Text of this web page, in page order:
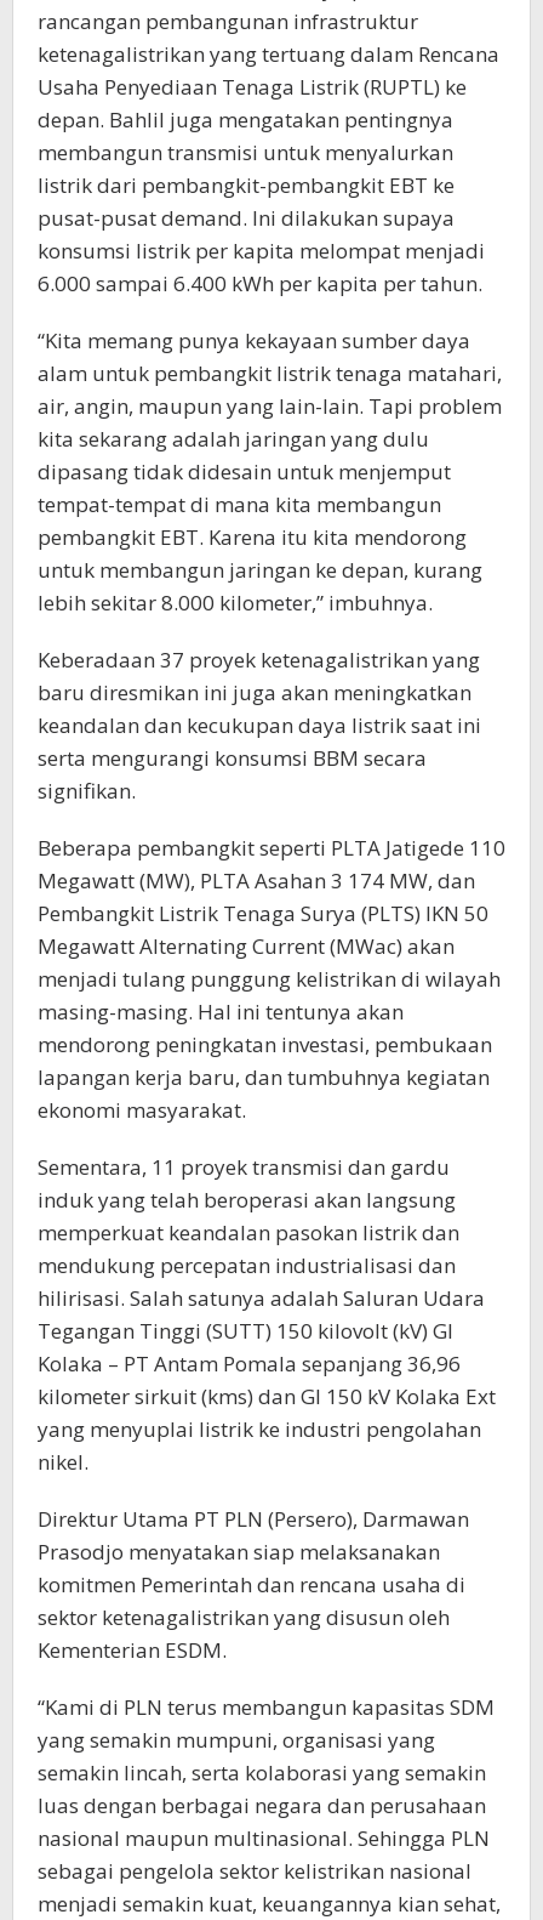
rancangan pembangunan infrastruktur
ketenagalistrikan yang tertuang dalam Rencana
Usaha Penyediaan Tenaga Listrik (RUPTL) ke
depan. Bahlil juga mengatakan pentingnya
membangun transmisi untuk menyalurkan
listrik dari pembangkit-pembangkit EBT ke
pusat-pusat demand. Ini dilakukan supaya
konsumsi listrik per kapita melompat menjadi
6.000 sampai 6.400 kWh per kapita per tahun.
“Kita memang punya kekayaan sumber daya
alam untuk pembangkit listrik tenaga matahari,
air, angin, maupun yang lain-lain. Tapi problem
kita sekarang adalah jaringan yang dulu
dipasang tidak didesain untuk menjemput
tempat-tempat di mana kita membangun
pembangkit EBT. Karena itu kita mendorong
untuk membangun jaringan ke depan, kurang
lebih sekitar 8.000 kilometer,” imbuhnya.
Keberadaan 37 proyek ketenagalistrikan yang
baru diresmikan ini juga akan meningkatkan
keandalan dan kecukupan daya listrik saat ini
serta mengurangi konsumsi BBM secara
signifikan.
Beberapa pembangkit seperti PLTA Jatigede 110
Megawatt (MW), PLTA Asahan 3 174 MW, dan
Pembangkit Listrik Tenaga Surya (PLTS) IKN 50
Megawatt Alternating Current (MWac) akan
menjadi tulang punggung kelistrikan di wilayah
masing-masing. Hal ini tentunya akan
mendorong peningkatan investasi, pembukaan
lapangan kerja baru, dan tumbuhnya kegiatan
ekonomi masyarakat.
Sementara, 11 proyek transmisi dan gardu
induk yang telah beroperasi akan langsung
memperkuat keandalan pasokan listrik dan
mendukung percepatan industrialisasi dan
hilirisasi. Salah satunya adalah Saluran Udara
Tegangan Tinggi (SUTT) 150 kilovolt (kV) GI
Kolaka – PT Antam Pomala sepanjang 36,96
kilometer sirkuit (kms) dan GI 150 kV Kolaka Ext
yang menyuplai listrik ke industri pengolahan
nikel.
Direktur Utama PT PLN (Persero), Darmawan
Prasodjo menyatakan siap melaksanakan
komitmen Pemerintah dan rencana usaha di
sektor ketenagalistrikan yang disusun oleh
Kementerian ESDM.
“Kami di PLN terus membangun kapasitas SDM
yang semakin mumpuni, organisasi yang
semakin lincah, serta kolaborasi yang semakin
luas dengan berbagai negara dan perusahaan
nasional maupun multinasional. Sehingga PLN
sebagai pengelola sektor kelistrikan nasional
menjadi semakin kuat, keuangannya kian sehat,